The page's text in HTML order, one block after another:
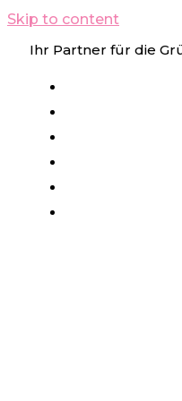
Skip to content
Ihr Partner für die